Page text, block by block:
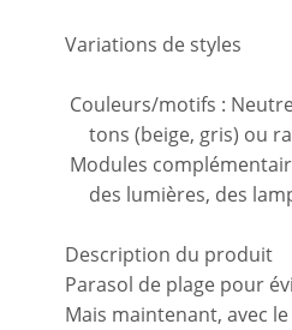
Variations de styles
Couleurs/motifs :
tons (beige, gris) ou
Modules
des lumières, des
Description du produit
Parasol de plage pour
Mais maintenant, avec